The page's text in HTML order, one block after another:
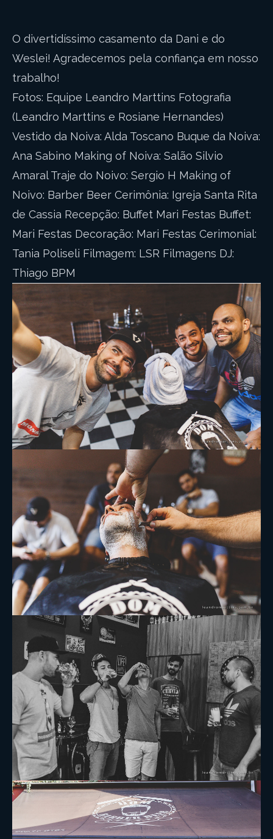
O divertidíssimo casamento da Dani e do
Weslei! Agradecemos pela confiança em nosso
trabalho!
Fotos: Equipe Leandro Marttins Fotografia
(Leandro Marttins e Rosiane Hernandes)
Vestido da Noiva: Alda Toscano Buque da Noiva:
Ana Sabino Making of Noiva: Salão Silvio
Amaral Traje do Noivo: Sergio H Making of
Noivo: Barber Beer Cerimônia: Igreja Santa Rita
de Cassia Recepção: Buffet Mari Festas Buffet:
Mari Festas Decoração: Mari Festas Cerimonial:
Tania Poliseli Filmagem: LSR Filmagens DJ:
Thiago BPM